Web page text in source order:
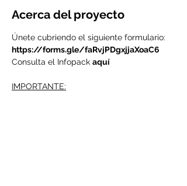
Acerca del proyecto
Únete cubriendo el siguiente formulario:
https://forms.gle/faRvjPDgxjjaXoaC6
Consulta el Infopack aquí
IMPORTANTE: